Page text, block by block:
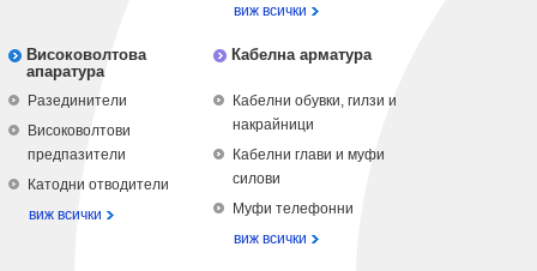
виж всички
Високоволтова
апаратура
Разединители
Високоволтови
предпазители
Катодни отводители
виж всички
Кабелна арматура
Кабелни обувки, гилзи и
накрайници
Кабелни глави и муфи
силови
Муфи телефонни
виж всички